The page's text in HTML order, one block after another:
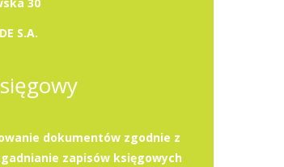
S.A.
dokumentów zgodnie z
zapisów księgowych